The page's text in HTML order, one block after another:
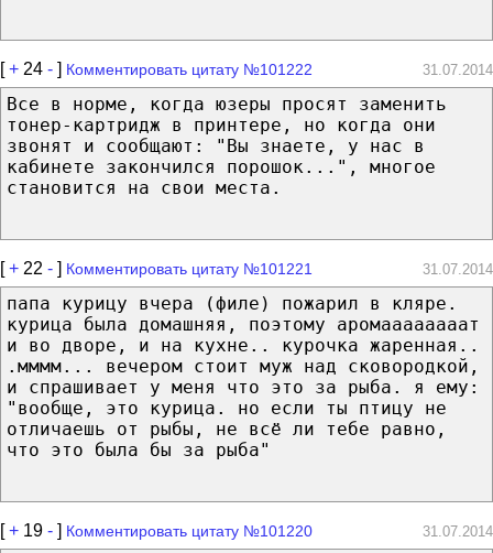
[+ 24 - ] Комментировать цитату №101222 31.07.2014
Все в норме, когда юзеры просят заменить
тонер-картридж в принтере, но когда они
звонят и сообщают: "Вы знаете, у нас в
кабинете закончился порошок...", многое
становится на свои места.
[+ 22 - ] Комментировать цитату №101221 31.07.2014
папа курицу вчера (филе) пожарил в кляре.
курица была домашняя, поэтому аромаааааааат
и во дворе, и на кухне.. курочка жаренная..
.мммм... вечером стоит муж над сковородкой,
и спрашивает у меня что это за рыба. я ему:
"вообще, это курица. но если ты птицу не
отличаешь от рыбы, не всё ли тебе равно,
что это была бы за рыба"
[+ 19 - ] Комментировать цитату №101220 31.07.2014